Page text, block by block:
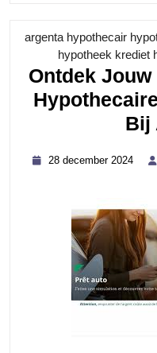
argenta hypothecair
hypotheek krediet
Ontdek
Bij
28 december 2024